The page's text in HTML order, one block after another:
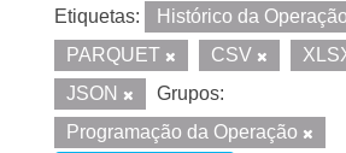
Etiquetas: Histórico da Operação
PARQUET
CSV
JSON
Grupos:
Programação da Operação